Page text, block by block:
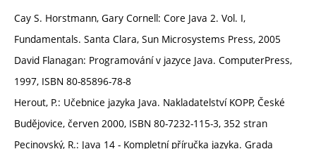
Cay S. Horstmann, Gary Cornell: Core Java 2. Vol. I,
Fundamentals. Santa Clara, Sun Microsystems Press, 2005
David Flanagan: Programování v jazyce Java. ComputerPress,
1997, ISBN 80-85896-78-8
Herout, P.: Učebnice jazyka Java. Nakladatelství KOPP, České
Budějovice, červen 2000, ISBN 80-7232-115-3, 352 stran
Pecinovský, R.: Java 14 - Kompletní příručka jazyka. Grada